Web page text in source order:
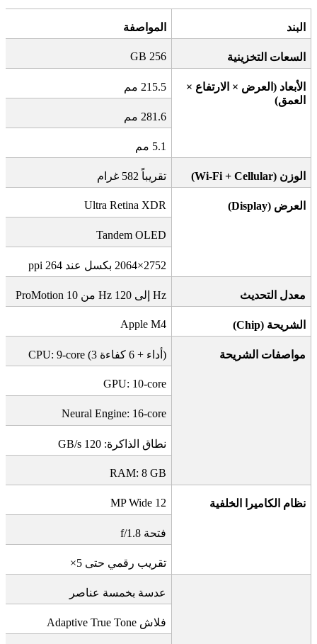
البند المواصفة
السعات التخزينية 256 GB
الأبعاد (العرض × الارتفاع ×
العمق)
215.5 مم
281.6 مم
5.1 مم
الوزن (Wi-Fi + Cellular) تقريباً 582 غرام
العرض (Display)
Ultra Retina XDR
Tandem OLED
2752×2064 بكسل عند 264
معدل التحديث ProMotion من 10 Hz إلى 120 Hz
الشريحة (Chip)
Apple M4
مواصفات الشريحة CPU: 9-core (3 أداء + 6 كفاءة )
GPU: 10-core
Neural Engine: 16-core
نطاق الذاكرة: 120 GB/s
RAM: 8 GB
نظام الكاميرا الخلفية 12 MP Wide
فتحة f/1.8
تقريب رقمي حتى 5 ×
عدسة بخمسة عناصر
فلاش Adaptive True Tone